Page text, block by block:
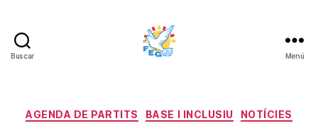
Buscar Menú
Categorías
AGENDA DE PARTITS BASE I INCLUSIU NOTÍCIES